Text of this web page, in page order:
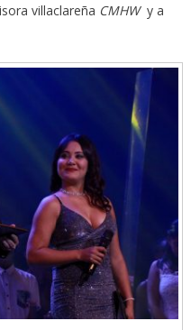
villaclareña CMHWy a